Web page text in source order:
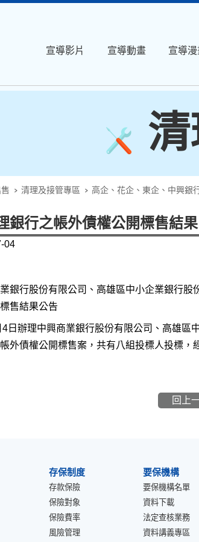
宣導影片 宣導動畫 宣導
清理及接管專區 高企、花企、東企、中興銀
銀行之帳外債權公開標售結果
04
銀行股份有限公司、高雄區中小企業銀行
售結果公告
日辦理中興商業銀行股份有限公司、高雄區
外債權公開標售案，共有八組投標人投標
回上
存保制度
存款保險
保險對象
保險費率
風險管理
要保機構
要保機構名單
資料下載
法定查核業務
資料講義專區